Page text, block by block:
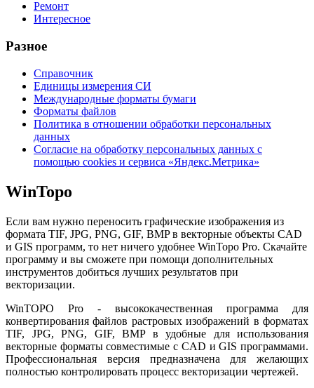
Ремонт
Интересное
Разное
Справочник
Единицы измерения СИ
Международные форматы бумаги
Форматы файлов
Политика в отношении обработки персональных
данных
Согласие на обработку персональных данных с
помощью cookies и сервиса «Яндекс.Метрика»
WinTopo
Если вам нужно переносить графические изображения из
формата TIF, JPG, PNG, GIF, BMP в векторные объекты CAD
и GIS программ, то нет ничего удобнее WinTopo Pro. Скачайте
программу и вы сможете при помощи дополнительных
инструментов добиться лучших результатов при
векторизации.
WinTOPO Pro - высококачественная программа для
конвертирования файлов растровых изображений в форматах
TIF, JPG, PNG, GIF, BMP в удобные для использования
векторные форматы совместимые с CAD и GIS программами.
Профессиональная версия предназначена для желающих
полностью контролировать процесс векторизации чертежей.